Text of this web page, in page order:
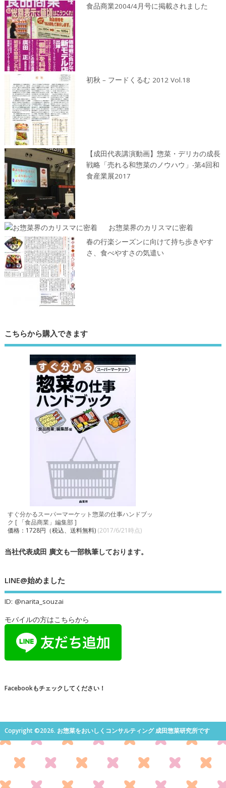
食品商業2004/4月号に掲載されました
初秋 – フードくるむ 2012 Vol.18
【成田代表講演動画】惣菜・デリカの成長
戦略「売れる和惣菜のノウハウ」-第4回和
食産業展2017
お惣菜界のカリスマに密着
春の行楽シーズンに向けて持ち歩きやす
さ、食べやすさの気遣い
こちらから購入できます
すぐ分かるスーパーマーケット惣菜の仕事ハンドブッ
ク [ 「食品商業」編集部 ]
価格：1728円（税込、送料無料) (2017/6/21時点)
当社代表成田 廣文も一部執筆しております。
LINE@始めました
ID: @narita_souzai
モバイルの方はこちらから
Facebookもチェックしてください！
Copyright ©2026. お惣菜をおいしくコンサルティング 成田惣菜研究所です